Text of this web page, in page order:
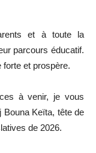
et à toute la
parcours éducatif.
et prospère.
à venir, je vous
Bouna Keïta, tête de
de 2026.